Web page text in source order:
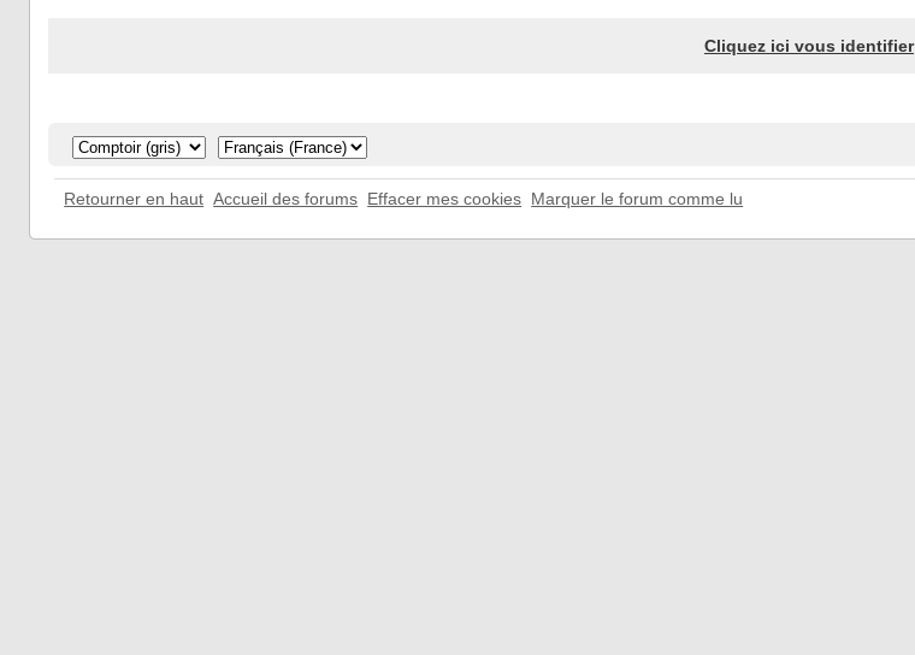
Cliquez ici vous identifier
Retourner en haut Accueil des forums Effacer mes cookies Marquer le forum comme lu